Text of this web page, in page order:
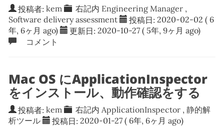
投稿者: kem 右記内 Engineering Manager ,
Software delivery assessment
投稿日: 2020-02-02 ( 6
年, 6ヶ月 ago)
更新日: 2020-10-27 ( 5年, 9ヶ月 ago)
コメント
Mac OS にApplicationInspector
をインストール、動作確認をする
投稿者: kem 右記内ApplicationInspector ,静的解
析ツール
投稿日: 2020-01-27 ( 6年, 6ヶ月 ago)